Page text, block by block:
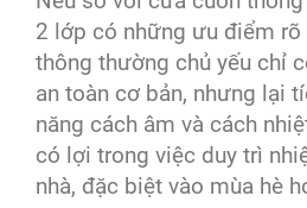
2 lớp có những ưu điểm rõ
thông thường chủ yếu chỉ
an toàn cơ bản, nhưng lại
năng cách âm và cách
có lợi trong việc duy trì
nhà, đặc biệt vào mùa hè